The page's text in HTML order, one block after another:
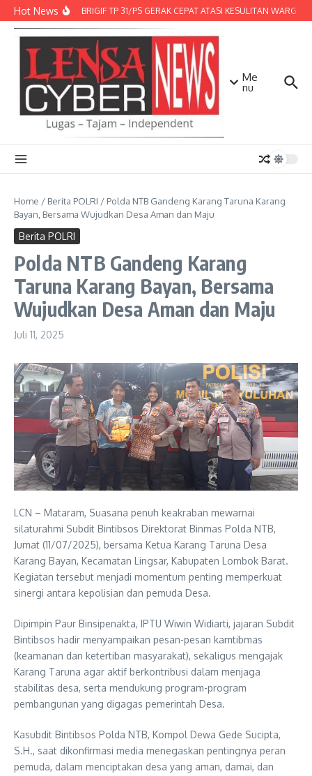
Lewati ke konten
Hot NewsDENMA BRIGIF TP 31/PS GERAK CEPAT ATASI KESULITAN WARGA,
Me
nu
Home / Berita POLRI / Polda NTB Gandeng Karang Taruna Karang
Bayan, Bersama Wujudkan Desa Aman dan Maju
Berita POLRI
Polda NTB Gandeng Karang
Taruna Karang Bayan, Bersama
Wujudkan Desa Aman dan Maju
Juli 11, 2025
LCN – Mataram, Suasana penuh keakraban mewarnai
silaturahmi Subdit Bintibsos Direktorat Binmas Polda NTB,
Jumat (11/07/2025), bersama Ketua Karang Taruna Desa
Karang Bayan, Kecamatan Lingsar, Kabupaten Lombok Barat.
Kegiatan tersebut menjadi momentum penting memperkuat
sinergi antara kepolisian dan pemuda Desa.
Dipimpin Paur Binsipenakta, IPTU Wiwin Widiarti, jajaran Subdit
Bintibsos hadir menyampaikan pesan-pesan kamtibmas
(keamanan dan ketertiban masyarakat), sekaligus mengajak
Karang Taruna agar aktif berkontribusi dalam menjaga
stabilitas desa, serta mendukung program-program
pembangunan yang digagas pemerintah Desa.
Kasubdit Bintibsos Polda NTB, Kompol Dewa Gede Sucipta,
S.H., saat dikonfirmasi media menegaskan pentingnya peran
pemuda, dalam menciptakan desa yang aman, damai, dan